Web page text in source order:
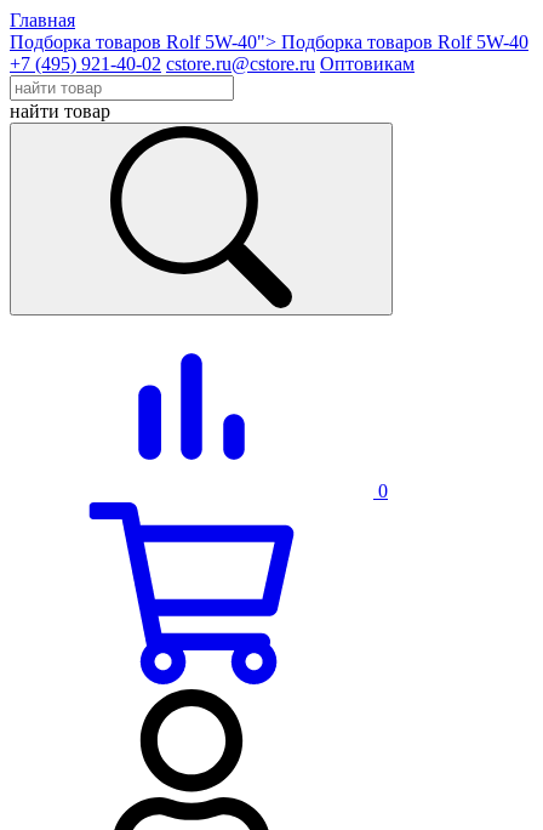
Главная
Подборка товаров Rolf 5W-40"> Подборка товаров Rolf 5W-40
+7 (495) 921-40-02 cstore.ru@cstore.ru Оптовикам
найти товар
0